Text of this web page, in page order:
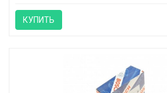
КУПИТЬ